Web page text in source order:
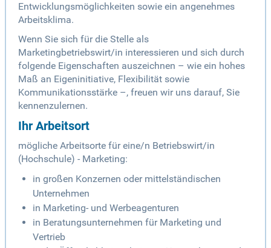
Entwicklungsmöglichkeiten sowie ein angenehmes
Arbeitsklima.
Wenn Sie sich für die Stelle als
Marketingbetriebswirt/in interessieren und sich durch
folgende Eigenschaften auszeichnen – wie ein hohes
Maß an Eigeninitiative, Flexibilität sowie
Kommunikationsstärke –, freuen wir uns darauf, Sie
kennenzulernen.
Ihr Arbeitsort
mögliche Arbeitsorte für eine/n Betriebswirt/in
(Hochschule) - Marketing:
in großen Konzernen oder mittelständischen
Unternehmen
in Marketing- und Werbeagenturen
in Beratungsunternehmen für Marketing und
Vertrieb